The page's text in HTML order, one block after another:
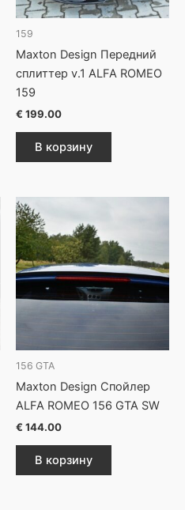
159
Maxton Design Передний
сплиттер v.1 ALFA ROMEO
159
€ 199.00
В корзину
156 GTA
Maxton Design Спойлер
ALFA ROMEO 156 GTA SW
€ 144.00
В корзину